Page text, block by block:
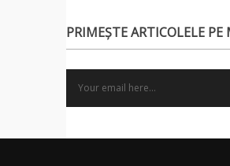
PRIMEȘTE ARTICOLELE PE